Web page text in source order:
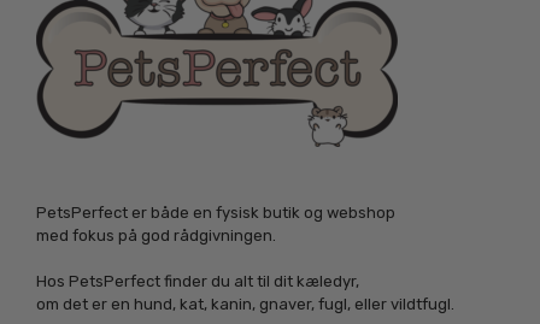
PetsPerfect er både en fysisk butik og webshop
med fokus på god rådgivningen.
Hos PetsPerfect finder du alt til dit kæledyr,
om det er en hund, kat, kanin, gnaver, fugl, eller vildtfugl.